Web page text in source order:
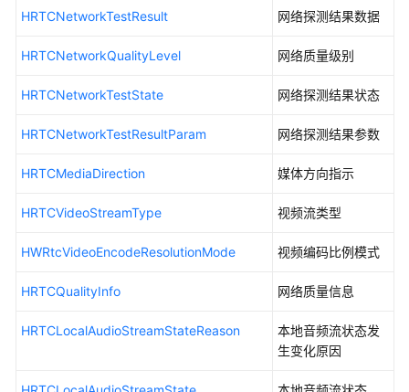
辑
接
参
回
（IHRTCEngineEventHandler）
HRTCConnection
件
HRTCNetworkTestResult 网络探测结果数据
HRTCNetworkQualityLevel 网络质量级别
HRTCNetworkTestState 网络探测结果状态
HRTCNetworkTestResultParam 网络探测结果参数
HRTCMediaDirection 媒体方向指示
HRTCVideoStreamType 视频流类型
HWRtcVideoEncodeResolutionMode 视频编码比例模式
HRTCQualityInfo 网络质量信息
HRTCLocalAudioStreamStateReason
本地音频流状态发
生变化原因